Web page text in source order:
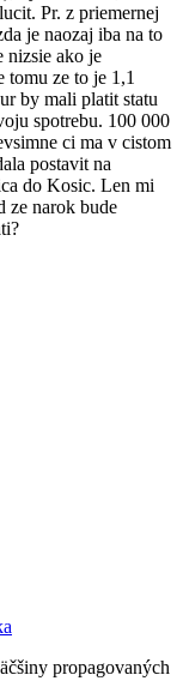
Pr. z priemernej
je naozaj iba na to
nizsie ako je
tomu ze to je 1,1
by mali platit statu
spotrebu. 100 000
ci ma v cistom
postavit na
do Kosic. Len mi
ze narok bude
propagovaných